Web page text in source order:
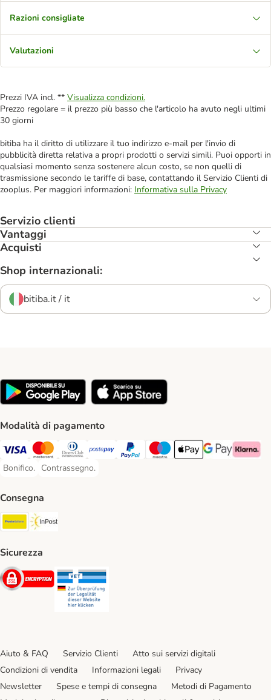
Razioni consigliate
Valutazioni
Prezzi IVA incl. ** Visualizza condizioni.
Prezzo regolare = il prezzo più basso che l'articolo ha avuto negli ultimi
30 giorni
bitiba ha il diritto di utilizzare il tuo indirizzo e-mail per l'invio di
pubblicità diretta relativa a propri prodotti o servizi simili. Puoi opporti in
qualsiasi momento senza sostenere alcun costo, se non quelli di
trasmissione secondo le tariffe di base, contattando il Servizio Clienti di
zooplus. Per maggiori informazioni: Informativa sulla Privacy
Servizio clienti
Vantaggi
Acquisti
Shop internazionali:
bitiba.it / it
Modalità di pagamento
Visa. Payment Method
Mastercard. Payment Method
Diners Club. Payment Method
Postepay. Payment Method
PayPal. Payment Method
Maestro. Payment Method
Apple pay. Payment
Google Pay
Klarna
Bonifico.
Bonifico. Payment Method
Contrassegno.
Contrassegno. Payment Method
Consegna
Poste Italiane. Shipping Method
Sicurezza
Security
Aiuto & FAQ Servizio Clienti
Atto sui servizi digitali
Condizioni di vendita
Informazioni legali
Privacy
Newsletter
Spese e tempi di consegna
Metodi di Pagamento